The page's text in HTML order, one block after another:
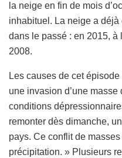
la neige en fin de mois
inhabituel. La neige a déjà
dans le passé : en 2015, à
2008.
Les causes de cet
une invasion d’une masse
conditions
remonter dès dimanche,
pays. Ce conflit de
précipitation. » Plusieurs